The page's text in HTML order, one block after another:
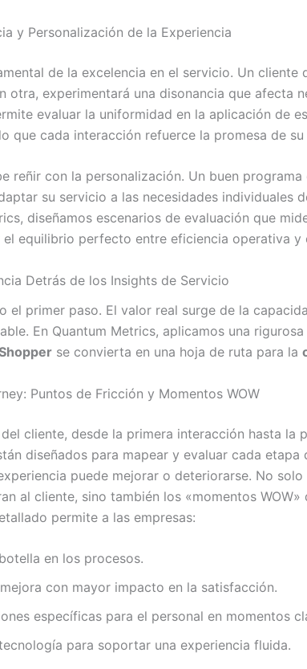
y Personalización de la Experiencia
de la excelencia en el servicio. Un
otra, experimentará una disonancia que afecta
evaluar la uniformidad en la aplicación de
que cada interacción refuerce la promesa de su
reñir con la personalización. Un buen
su servicio a las necesidades individuales
diseñamos escenarios de evaluación que
equilibrio perfecto entre eficiencia operativa y
Detrás de los Insights de Servicio
el primer paso. El valor real surge de la
En Quantum Metrics, aplicamos una
se convierta en una hoja de ruta para la
Puntos de Fricción y Momentos WOW
cliente, desde la primera interacción hasta la
diseñados para mapear y evaluar cada
puede mejorar o deteriorarse. No
al cliente, sino también los «momentos
permite a las empresas:
en los procesos.
con mayor impacto en la satisfacción.
específicas para el personal en momentos
para soportar una experiencia fluida.